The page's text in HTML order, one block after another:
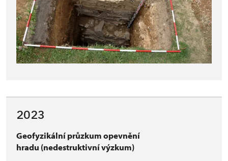
2023
Geofyzikální průzkum opevnění
hradu (nedestruktivní výzkum)